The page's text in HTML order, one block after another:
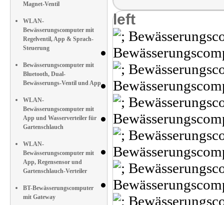
Magnet-Ventil
WLAN-
Bewässerungscomputer mit
Regelventil, App & Sprach-
Steuerung
Bewässerungscomputer mit
Bluetooth, Dual-
Bewässerungs-Ventil und App
WLAN-
Bewässerungscomputer mit
App und Wasserverteiler für
Gartenschlauch
WLAN-
Bewässerungscomputer mit
App, Regensensor und
Gartenschlauch-Verteiler
BT-Bewässerungscomputer
mit Gateway
left